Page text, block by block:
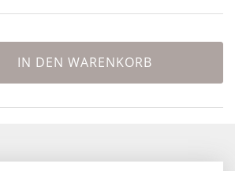
IN DEN WARENKORB